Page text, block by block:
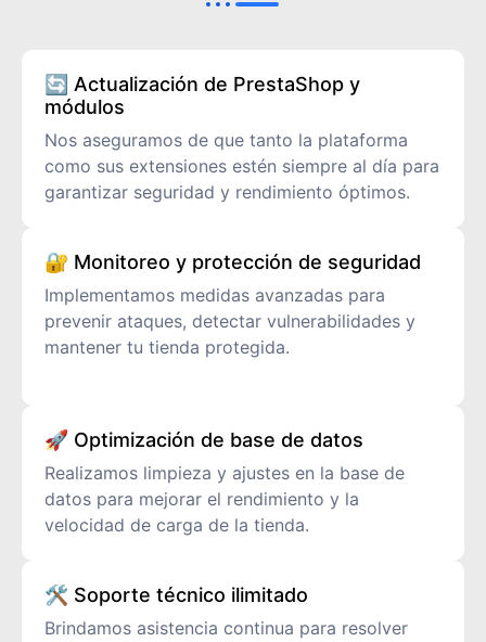
🔄 Actualización de PrestaShop y
módulos
Nos aseguramos de que tanto la plataforma
como sus extensiones estén siempre al día para
garantizar seguridad y rendimiento óptimos.
🔐 Monitoreo y protección de seguridad
Implementamos medidas avanzadas para
prevenir ataques, detectar vulnerabilidades y
mantener tu tienda protegida.
🚀 Optimización de base de datos
Realizamos limpieza y ajustes en la base de
datos para mejorar el rendimiento y la
velocidad de carga de la tienda.
🛠️ Soporte técnico ilimitado
Brindamos asistencia continua para resolver